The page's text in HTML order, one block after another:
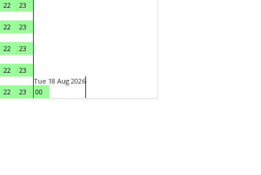
22
23
22
23
22
23
22
23
22 23
Tue 18 Aug 2026
00